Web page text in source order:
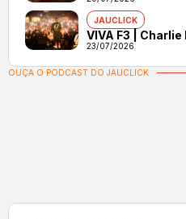
JAUCLICK
VIVA F3 |
23/07/2026
OUÇA O PODCAST DO JAUCLICK